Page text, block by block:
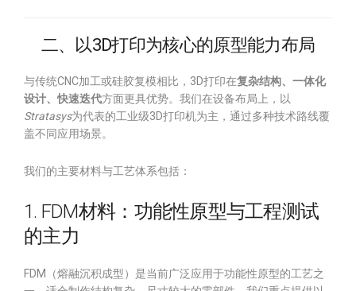
二、以3D打印为核心的原型能力布局
与传统CNC加工或硅胶复模相比，3D打印在复杂结构、一体化
设计、快速迭代方面更具优势。我们在设备布局上，以
Stratasys为代表的工业级3D打印机为主，通过多种技术路线覆
盖不同应用场景。
我们的主要材料与工艺体系包括：
1. FDM材料：功能性原型与工程测试
的主力
FDM（熔融沉积成型）是当前广泛应用于功能性原型的工艺之